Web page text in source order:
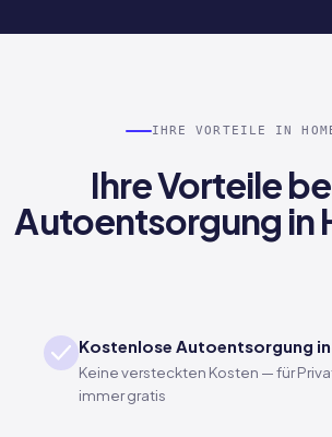
IHRE VORTEILE IN
Ihre Vorteile
Autoentsorgung in
Kostenlose Autoentsorgung
Keine versteckten Kosten — für
immer gratis